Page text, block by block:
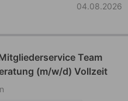
04.08.2026
Team
(m/w/d) Vollzeit